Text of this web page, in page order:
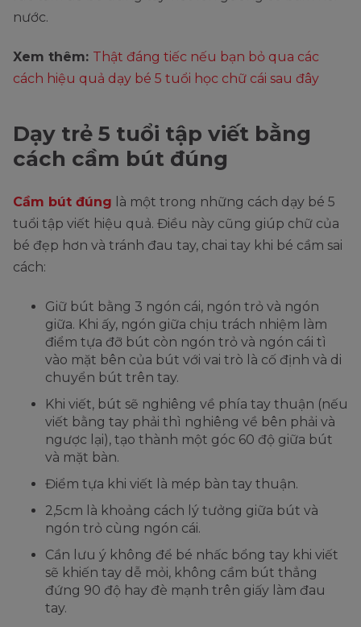
nước.
Xem thêm: Thật đáng tiếc nếu bạn bỏ qua các
cách hiệu quả dạy bé 5 tuổi học chữ cái sau đây
Dạy trẻ 5 tuổi tập viết bằng
cách cầm bút đúng
Cầm bút đúng là một trong những cách dạy bé 5
tuổi tập viết hiệu quả. Điều này cũng giúp chữ của
bé đẹp hơn và tránh đau tay, chai tay khi bé cầm sai
cách:
Giữ bút bằng 3 ngón cái, ngón trỏ và ngón
giữa. Khi ấy, ngón giữa chịu trách nhiệm làm
điểm tựa đỡ bút còn ngón trỏ và ngón cái tì
vào mặt bên của bút với vai trò là cố định và di
chuyển bút trên tay.
Khi viết, bút sẽ nghiêng về phía tay thuận (nếu
viết bằng tay phải thì nghiêng về bên phải và
ngược lại), tạo thành một góc 60 độ giữa bút
và mặt bàn.
Điểm tựa khi viết là mép bàn tay thuận.
2,5cm là khoảng cách lý tưởng giữa bút và
ngón trỏ cùng ngón cái.
Cần lưu ý không để bé nhấc bổng tay khi viết
sẽ khiến tay dễ mỏi, không cầm bút thẳng
đứng 90 độ hay đè mạnh trên giấy làm đau
tay.